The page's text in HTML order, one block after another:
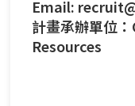
Email:
計畫承辦單位
Resources